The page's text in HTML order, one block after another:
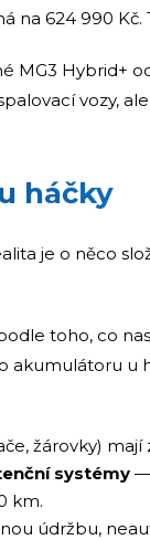
na 624 990 Kč.
Hybrid+
vozy,
háčky
je o něco
toho, co
u
žárovky) mají
systémy —
km.
údržbu,